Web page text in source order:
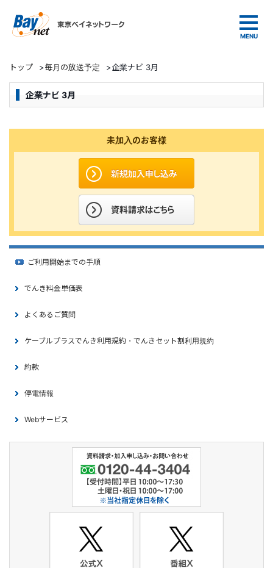
トップ >毎月の放送予定 >企業ナビ 3月
企業ナビ 3月
未加入のお客様
ご利用開始までの手順
でんき料金単価表
よくあるご質問
ケーブルプラスでんき利用規約・でんきセット割利用規約
約款
停電情報
Webサービス